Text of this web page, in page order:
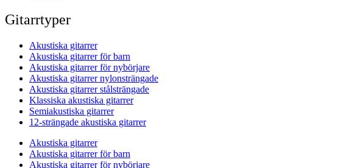
Gitarrtyper
Akustiska gitarrer
Akustiska gitarrer för barn
Akustiska gitarrer för nybörjare
Akustiska gitarrer nylonsträngade
Akustiska gitarrer stålsträngade
Klassiska akustiska gitarrer
Semiakustiska gitarrer
12-strängade akustiska gitarrer
Akustiska gitarrer
Akustiska gitarrer för barn
Akustiska gitarrer för nybörjare